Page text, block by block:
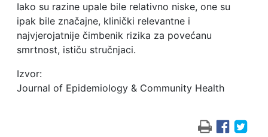
Iako su razine upale bile relativno niske, one su
ipak bile značajne, klinički relevantne i
najvjerojatnije čimbenik rizika za povećanu
smrtnost, ističu stručnjaci.
Izvor:
Journal of Epidemiology & Community Health